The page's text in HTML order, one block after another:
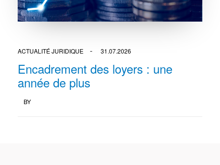
ACTUALITÉ JURIDIQUE 31.07.2026
Encadrement des loyers : une
année de plus
BY